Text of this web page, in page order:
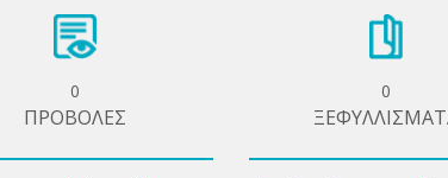
0
ΠΡΟΒΟΛΕΣ
0